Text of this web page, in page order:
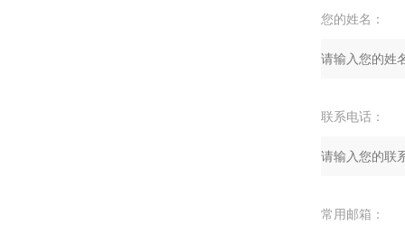
您的姓名：
联系电话：
常用邮箱：